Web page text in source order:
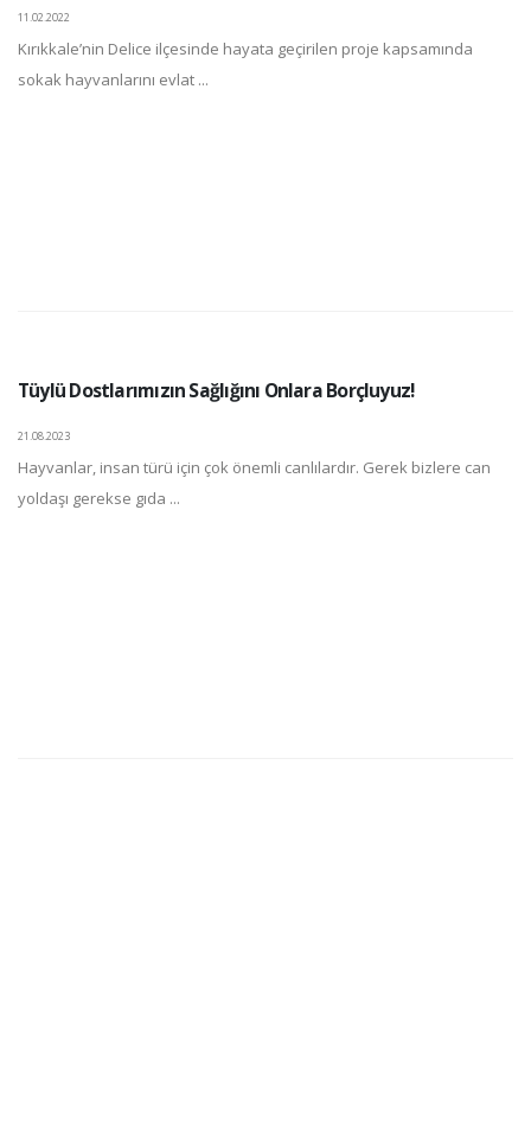
11.02.2022
Kırıkkale’nin Delice ilçesinde hayata geçirilen proje kapsamında
sokak hayvanlarını evlat ...
Tüylü Dostlarımızın Sağlığını Onlara Borçluyuz!
21.08.2023
Hayvanlar, insan türü için çok önemli canlılardır. Gerek bizlere can
yoldaşı gerekse gıda ...